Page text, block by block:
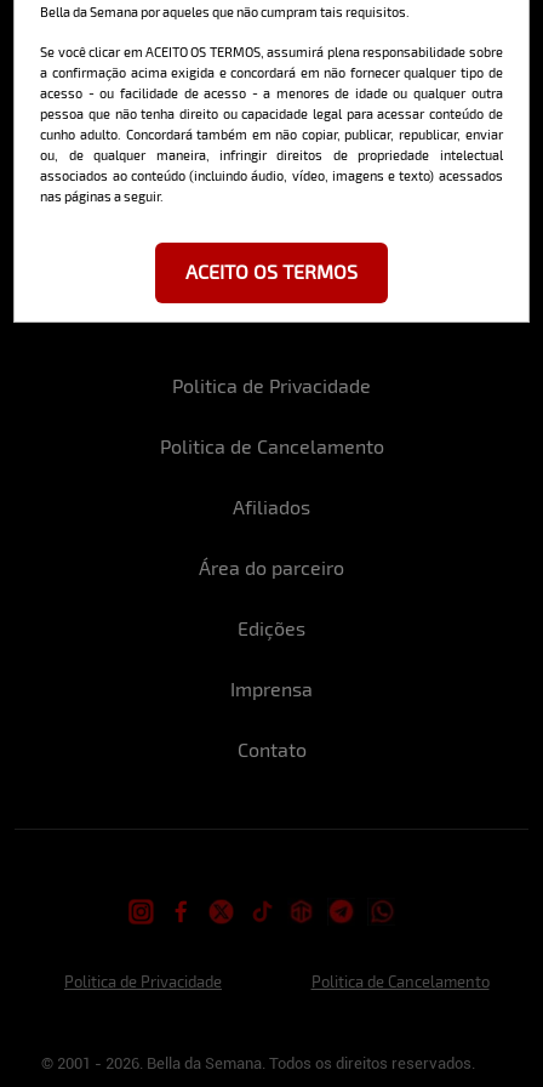
Bella da Semana por aqueles que não cumpram tais requisitos.
Se você clicar em ACEITO OS TERMOS, assumirá plena responsabilidade sobre
a confirmação acima exigida e concordará em não fornecer qualquer tipo de
acesso - ou facilidade de acesso - a menores de idade ou qualquer outra
pessoa que não tenha direito ou capacidade legal para acessar conteúdo de
cunho adulto. Concordará também em não copiar, publicar, republicar, enviar
ou, de qualquer maneira, infringir direitos de propriedade intelectual
associados ao conteúdo (incluindo áudio, vídeo, imagens e texto) acessados
nas páginas a seguir.
ACEITO OS TERMOS
Politica de Privacidade
Politica de Cancelamento
Afiliados
Área do parceiro
Edições
Imprensa
Contato
Cadastre-se e receba a mais
deliciosa newsletter da internet
Ao se cadastrar, você concorda em receber emails da Bella da Semana
Politica de Privacidade Politica de Cancelamento
© 2001 - 2026. Bella da Semana. Todos os direitos reservados.